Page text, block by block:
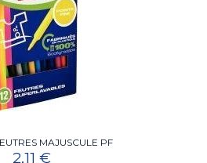
MAJUSCULE PF
2,11 €